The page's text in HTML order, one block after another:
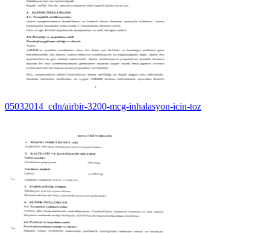
05032014_cdn/airbir-3200-mcg-inhalasyon-icin-toz